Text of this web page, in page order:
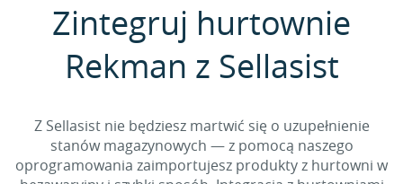
Zintegruj hurtownie
Rekman z Sellasist
Z Sellasist nie będziesz martwić się o uzupełnienie
stanów magazynowych — z pomocą naszego
oprogramowania zaimportujesz produkty z hurtowni w